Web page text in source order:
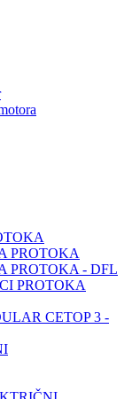
PROTOKA
PROTOKA - DFL
PROTOKA
CETOP 3 -